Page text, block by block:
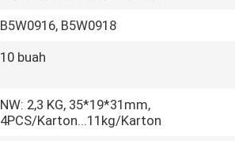
B5W0916, B5W0918
10 buah
NW: 2,3 KG, 35*19*31mm,
4PCS/Karton...11kg/Karton